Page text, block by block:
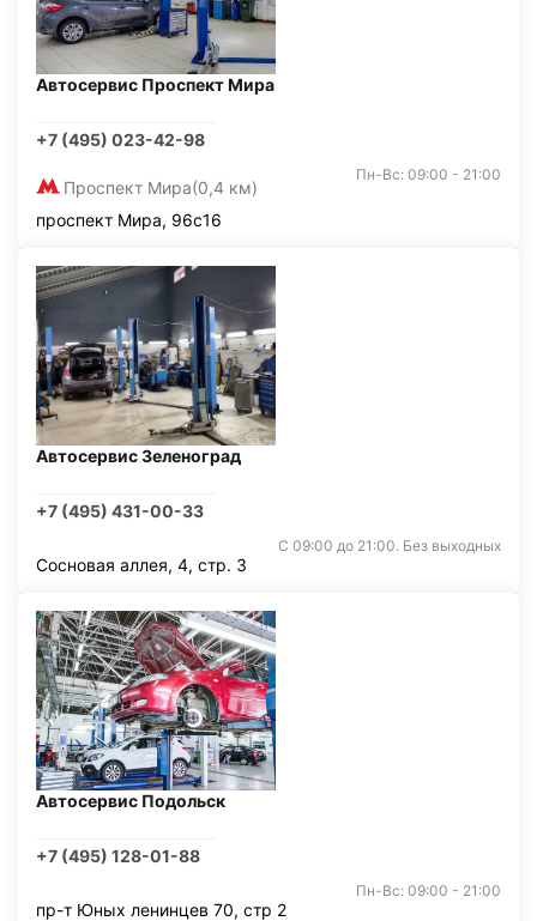
Автосервис Проспект Мира
+7 (495) 023-42-98
Проспект Мира(0,4 км)
Пн-Вс: 09:00 - 21:00
проспект Мира, 96с16
Автосервис Зеленоград
+7 (495) 431-00-33
С 09:00 до 21:00. Без выходных
Сосновая аллея, 4, стр. 3
Автосервис Подольск
+7 (495) 128-01-88
Пн-Вс: 09:00 - 21:00
пр-т Юных ленинцев 70, стр 2